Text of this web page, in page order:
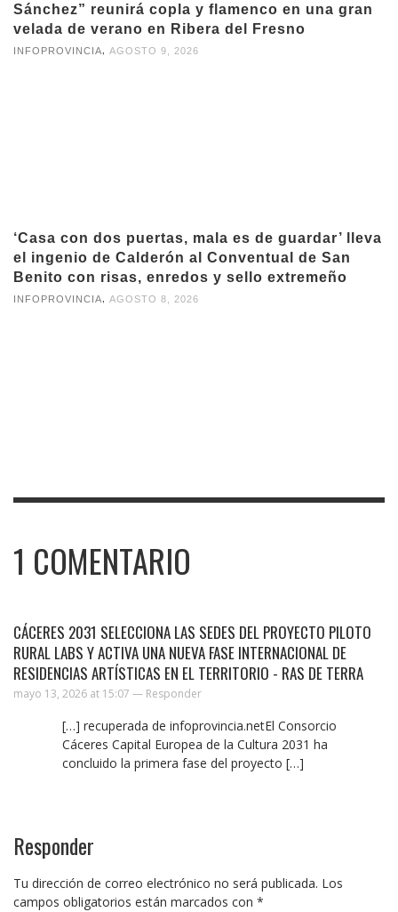
Sánchez” reunirá copla y flamenco en una gran
velada de verano en Ribera del Fresno
INFOPROVINCIA, AGOSTO 9, 2026
‘Casa con dos puertas, mala es de guardar’ lleva
el ingenio de Calderón al Conventual de San
Benito con risas, enredos y sello extremeño
INFOPROVINCIA AGOSTO 8, 2026
1 COMENTARIO
CÁCERES 2031 SELECCIONA LAS SEDES DEL PROYECTO PILOTO
RURAL LABS Y ACTIVA UNA NUEVA FASE INTERNACIONAL DE
RESIDENCIAS ARTÍSTICAS EN EL TERRITORIO - RAS DE TERRA
mayo 13, 2026 at 15:07 — Responder
[…] recuperada de infoprovincia.netEl Consorcio
Cáceres Capital Europea de la Cultura 2031 ha
concluido la primera fase del proyecto […]
Responder
Tu dirección de correo electrónico no será publicada. Los
campos obligatorios están marcados con *